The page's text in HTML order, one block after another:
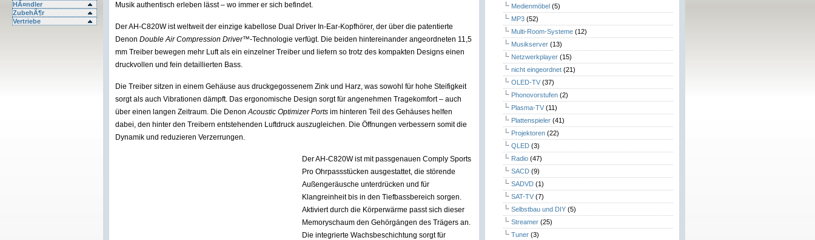
HÃ¤ndler
ZubehÃ¶r
Vertriebe
Musik authentisch erleben lässt – wo immer er sich befindet.
Der AH-C820W ist weltweit der einzige kabellose Dual Driver In-Ear-Kopfhörer, der über die patentierte
Denon Double Air Compression Driver™-Technologie verfügt. Die beiden hintereinander angeordneten 11,5
mm Treiber bewegen mehr Luft als ein einzelner Treiber und liefern so trotz des kompakten Designs einen
druckvollen und fein detaillierten Bass.
Die Treiber sitzen in einem Gehäuse aus druckgegossenem Zink und Harz, was sowohl für hohe Steifigkeit
sorgt als auch Vibrationen dämpft. Das ergonomische Design sorgt für angenehmen Tragekomfort – auch
über einen langen Zeitraum. Die DenonAcoustic Optimizer Ports im hinteren Teil des Gehäuses helfen
dabei, den hinter den Treibern entstehenden Luftdruck auszugleichen. Die Öffnungen verbessern somit die
Dynamik und reduzieren Verzerrungen.
Der AH-C820W ist mit passgenauen Comply Sports
Pro Ohrpassstücken ausgestattet, die störende
Außengeräusche unterdrücken und für
Klangreinheit bis in den Tiefbassbereich sorgen.
Aktiviert durch die Körperwärme passt sich dieser
Memoryschaum den Gehörgängen des Trägers an.
Die integrierte Wachsbeschichtung sorgt für
Medienmöbel (5)
MP3 (52)
Multi-Room-Systeme (12)
Musikserver (13)
Netzwerkplayer (15)
nicht eingeordnet (21)
OLED-TV (37)
Phonovorstufen (2)
Plasma-TV (11)
Plattenspieler (41)
Projektoren (22)
QLED (3)
Radio (47)
SACD (9)
SADVD (1)
SAT-TV (7)
Selbstbau und DIY (5)
Streamer (25)
Tuner (3)